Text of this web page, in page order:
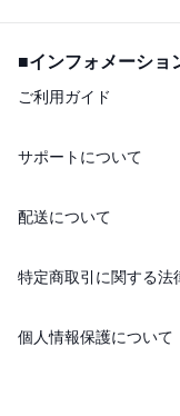
■インフォメーショ
ご利用ガイド
サポートについて
配送について
特定商取引に関する法
個人情報保護について